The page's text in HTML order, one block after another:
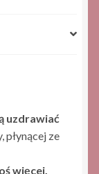
uzdrawiać
płynącej ze
więcej.